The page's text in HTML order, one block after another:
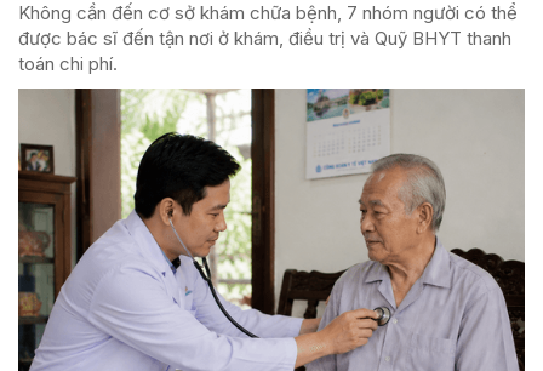
Không cần đến cơ sở khám chữa bệnh, 7 nhóm người có thể
được bác sĩ đến tận nơi ở khám, điều trị và Quỹ BHYT thanh
toán chi phí.